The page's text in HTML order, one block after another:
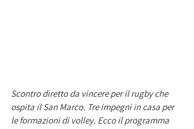
Scontro diretto da vincere per il rugby che
ospita il San Marco. Tre impegni in casa per
le formazioni di volley. Ecco il programma